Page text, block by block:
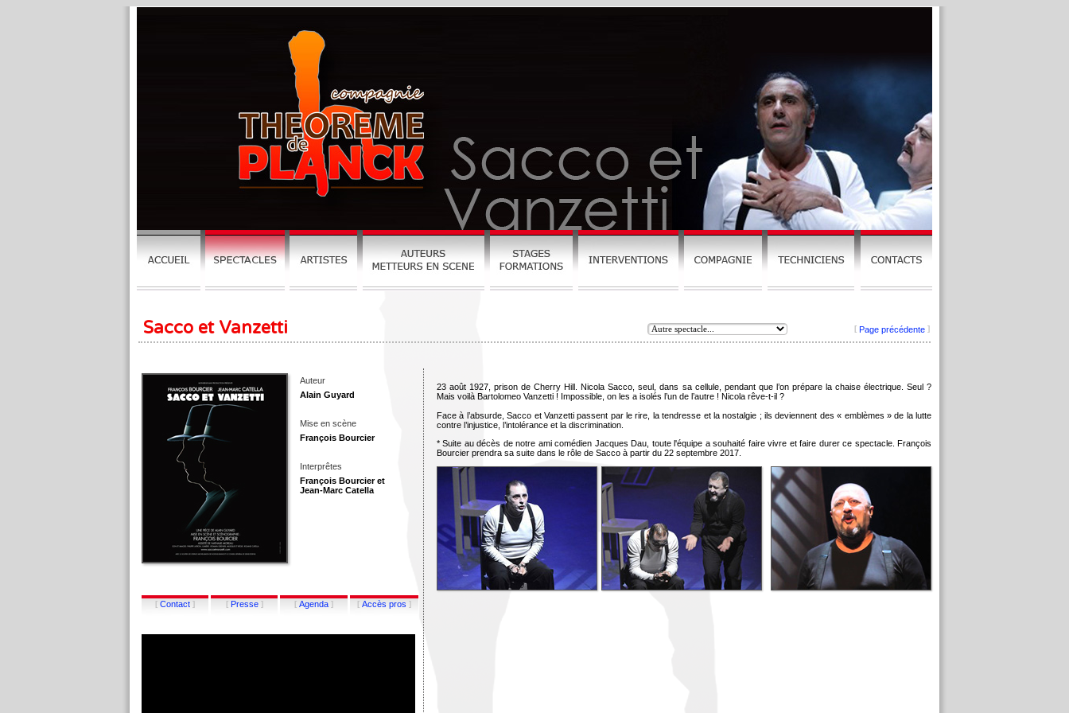
Sacco et Vanzetti [ Page précédente ]
Auteur
Alain Guyard
Mise en scène
François Bourcier
Interprêtes
François Bourcier et
Jean-Marc Catella
[ Contact ] [ Presse ] [ Agenda ] [ Accès pros ]
23 août 1927, prison de Cherry Hill. Nicola Sacco, seul, dans sa cellule, pendant que l’on prépare la chaise électrique. Seul ?
Mais voilà Bartolomeo Vanzetti ! Impossible, on les a isolés l’un de l’autre ! Nicola rêve-t-il ?
Face à l’absurde, Sacco et Vanzetti passent par le rire, la tendresse et la nostalgie ; ils deviennent des « emblèmes » de la lutte
contre l’injustice, l’intolérance et la discrimination.
* Suite au décès de notre ami comédien Jacques Dau, toute l'équipe a souhaité faire vivre et faire durer ce spectacle. François
Bourcier prendra sa suite dans le rôle de Sacco à partir du 22 septembre 2017.